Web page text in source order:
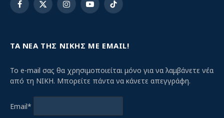
Facebook
X
InstagramYouTubeTikTok
ΤΑ ΝΕΑ ΤΗΣ ΝΙΚΗΣ ΜΕ EMAIL!
Το e-mail σας θα χρησιμοποιείται μόνο για να λαμβάνετε νέα
από τη ΝΙΚΗ. Μπορείτε πάντα να κάνετε απεγγράφη.
Email*